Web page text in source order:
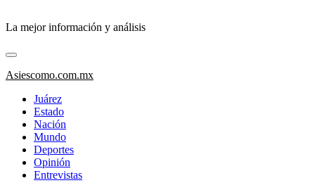
La mejor información y análisis
Menú
primario
Asiescomo.com.mx
Juárez
Estado
Nación
Mundo
Deportes
Opinión
Entrevistas